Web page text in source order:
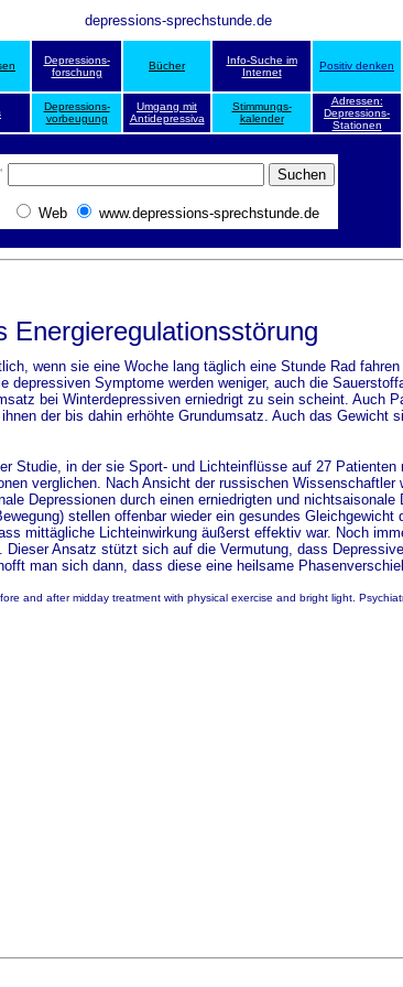
depressions-sprechstunde.de
Depressions-
forschung
Bücher
Info-Suche im
Internet
Positiv denken
Depressions-
vorbeugung
Umgang mit
Antidepressiva
Stimmungs-
kalender
Adressen:
Depressions-
Stationen
Web www.depressions-sprechstunde.de
Energieregulationsstörung
wenn sie eine Woche lang täglich eine Stunde Rad
Symptome werden weniger, auch die
bei Winterdepressiven erniedrigt zu sein scheint. Auch
der bis dahin erhöhte Grundumsatz. Auch das Gewicht
Studie, in der sie Sport- und Lichteinflüsse auf 27 Patienten
verglichen. Nach Ansicht der russischen Wissenschaftler
Depressionen durch einen erniedrigten und nichtsaisonale
stellen offenbar wieder ein gesundes Gleichgewicht
mittägliche Lichteinwirkung äußerst effektiv war. Noch
Ansatz stützt sich auf die Vermutung, dass
man sich dann, dass diese eine heilsame
and after midday treatment with physical exercise and bright light.